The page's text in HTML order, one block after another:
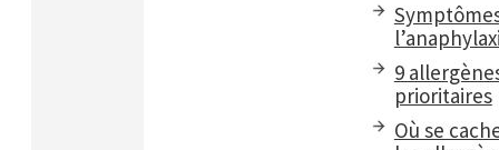
9
prioritaires
Où se